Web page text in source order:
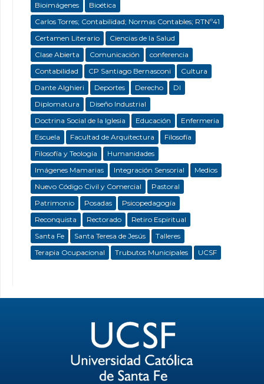
Bioimágenes
Bioética
Carlos Torres; Contabilidad; Normas Contables; RTNº41
Certamen Literario
Ciencias de la Salud
Clase Abierta
Comunicación
conferencia
Contabilidad
CP Santiago Bernasconi
Cultura
Dante Alghieri
Deportes Derecho
DI
Diplomatura
Diseño Industrial
Doctrina Social de la Iglesia
Educación
Enfermeria
Escuela
Facultad de Arquitectura
Filosofía
Filosofía y Teología
Humanidades
Imágenes Mamarias
Integración Sensorial
Medios
Nuevo Código Civil y Comercial
Pastoral
Patrimonio
Posadas
Psicopedagogía
Reconquista
Rectorado
Retiro Espiritual
Santa Fe
Santa Teresa de Jesús
Talleres
Terapia Ocupacional
Trubutos Municipales UCSF